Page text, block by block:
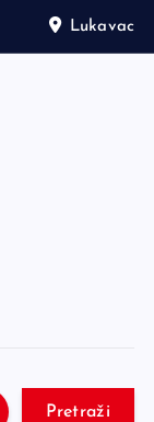
Lukavac
Pretraži